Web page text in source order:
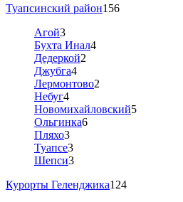
Туапсинский район156
Агой3
Бухта Инал4
Дедеркой2
Джубга4
Лермонтово2
Небуг4
Новомихайловский5
Ольгинка6
Пляхо3
Туапсе3
Шепси3
Курорты Геленджика124